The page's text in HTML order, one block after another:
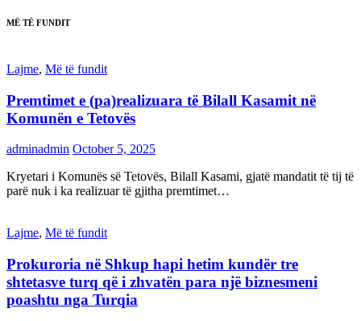
MË TË FUNDIT
Lajme, Më të fundit
Premtimet e (pa)realizuara të Bilall Kasamit në
Komunën e Tetovës
adminadmin October 5, 2025
Kryetari i Komunës së Tetovës, Bilall Kasami, gjatë mandatit të tij të
parë nuk i ka realizuar të gjitha premtimet…
Lajme, Më të fundit
Prokuroria në Shkup hapi hetim kundër tre
shtetasve turq që i zhvatën para një biznesmeni
poashtu nga Turqia